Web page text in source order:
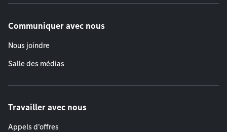
Communiquer avec nous
Nous joindre
Salle des médias
Travailler avec nous
Appels d'offres